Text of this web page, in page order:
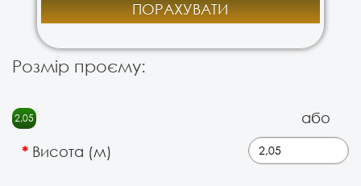
ПОРАХУВАТИ
Розмір проєму:
2,05
або
Висота (м)